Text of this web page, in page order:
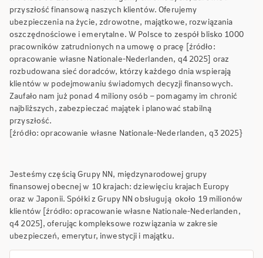
przyszłość finansową naszych klientów. Oferujemy
ubezpieczenia na życie, zdrowotne, majątkowe, rozwiązania
oszczędnościowe i emerytalne. W Polsce to zespół blisko 1000
pracowników zatrudnionych na umowę o pracę [źródło:
opracowanie własne Nationale-Nederlanden, q4 2025] oraz
rozbudowana sieć doradców, którzy każdego dnia wspierają
klientów w podejmowaniu świadomych decyzji finansowych.
Zaufało nam już ponad 4 miliony osób – pomagamy im chronić
najbliższych, zabezpieczać majątek i planować stabilną
przyszłość.
[źródło: opracowanie własne Nationale-Nederlanden, q3 2025}
Jesteśmy częścią Grupy NN, międzynarodowej grupy
finansowej obecnej w 10 krajach: dziewięciu krajach Europy
oraz w Japonii. Spółki z Grupy NN obsługują około 19 milionów
klientów [źródło: opracowanie własne Nationale-Nederlanden,
q4 2025], oferując kompleksowe rozwiązania w zakresie
ubezpieczeń, emerytur, inwestycji i majątku.